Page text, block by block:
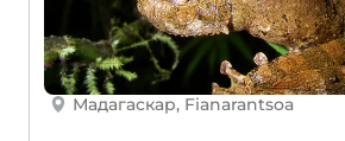
Мадагаскар, Fianarantsoa